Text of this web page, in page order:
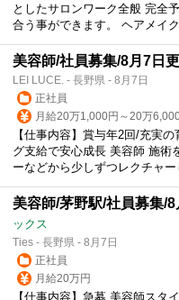
としたサロンワーク全般 完全
合う事ができます。 ヘアメイ
美容師/社員募集/8月7日
LEI LUCE. - 長野県 - 8月7日
正社員
月給20万1,000円～20万
【仕事内容】賞与年2回/充実
グ支給で安心成長 美容師 施術
ーなどから少しずつレクチャ
美容師/茅野駅/社員募集/
ックス
Ties - 長野県 - 8月7日
正社員
月給20万円
【仕事内容】急募 美容師スタ